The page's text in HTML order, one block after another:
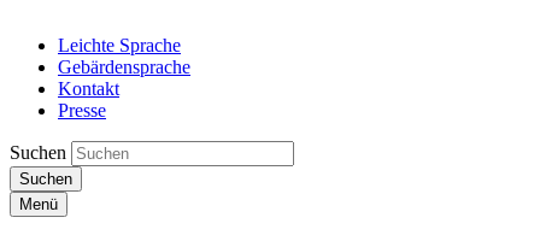
Leichte Sprache
Gebärdensprache
Kontakt
Presse
Suchen
Suchen
Menü